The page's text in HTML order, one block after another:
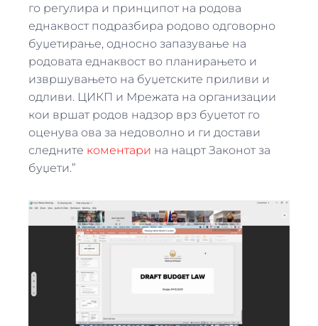
го регулира и принципот на родова
еднаквост подразбира родово одговорно
буџетирање, односно запазување на
родовата еднаквост во планирањето и
извршувањето на буџетските приливи и
одливи. ЦИКП и Мрежата на организации
кои вршат родов надзор врз буџетот го
оценува ова за недоволно и ги достави
следните коментари на нацрт Законот за
буџети.”